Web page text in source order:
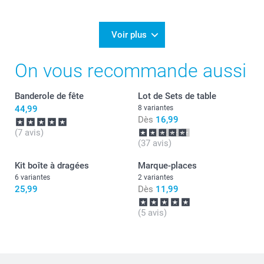
heureuse d'apprendre votre satisfaction.
Au plaisir de vous retrouver sur Smartphoto pour de
Passez une belle journée.
Florence@smartphoto
Voir plus
On vous recommande aussi
Banderole de fête
44,99
(7 avis)
Lot de Sets de table
8 variantes
Dès 16,99
(37 avis)
Kit boîte à dragées
6 variantes
25,99
Marque-places
2 variantes
Dès 11,99
(5 avis)